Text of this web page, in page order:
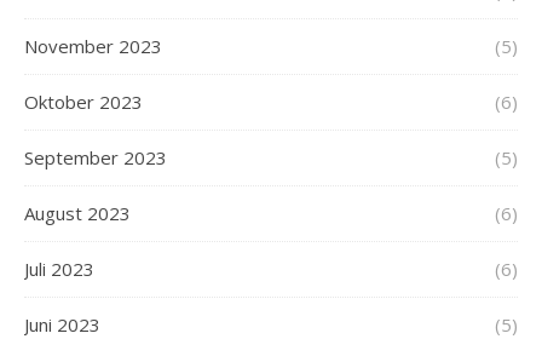
November 2023 (5)
Oktober 2023 (6)
September 2023 (5)
August 2023 (6)
Juli 2023 (6)
Juni 2023 (5)